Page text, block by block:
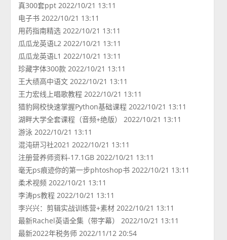
真300套ppt 2022/10/21 13:11
电子书 2022/10/21 13:11
用药指南精选 2022/10/21 13:11
瓜瓜龙英语L2 2022/10/21 13:11
瓜瓜龙英语L1 2022/10/21 13:11
珍藏字体300款 2022/10/21 13:11
王大绩高中语文 2022/10/21 13:11
王力宏线上唱歌教程 2022/10/21 13:11
猎豹网校快速掌握Python基础课程 2022/10/21 13:11
湖畔大学全套课程（音频+绝版） 2022/10/21 13:11
游泳 2022/10/21 13:11
混沌研习社2021 2022/10/21 13:11
注册营养师资料-17.1GB 2022/10/21 13:11
毫无ps痕迹你的第一步phtoshop书 2022/10/21 13:11
柔术视频 2022/10/21 13:11
李涛ps教程 2022/10/21 13:11
李兴兴：剪辑实战训练营+素材 2022/10/21 13:11
最新Rachel英语全集（带字幕） 2022/10/21 13:11
最新2022年税务师 2022/11/12 20:54